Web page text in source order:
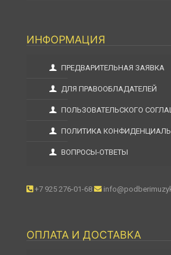
ИНФОРМАЦИЯ
ПРЕДВАРИТЕЛЬНАЯ ЗАЯВКА
ДЛЯ ПРАВООБЛАДАТЕЛЕЙ
ПОЛЬЗОВАТЕЛЬСКОГО
ПОЛИТИКА
ВОПРОСЫ-ОТВЕТЫ
+7 925 276-01-68
ОПЛАТА И ДОСТАВКА